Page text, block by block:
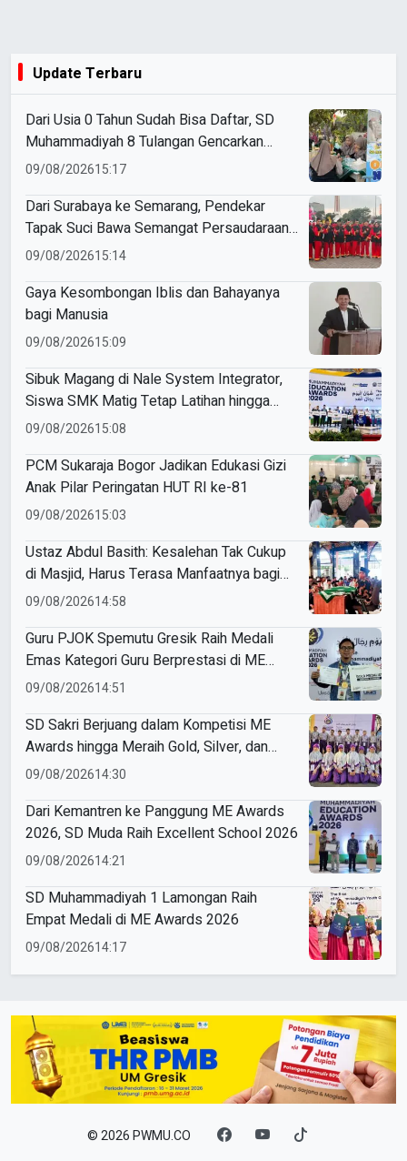
Update Terbaru
Dari Usia 0 Tahun Sudah Bisa Daftar, SD
Muhammadiyah 8 Tulangan Gencarkan
SPMB
09/08/202615:17
Dari Surabaya ke Semarang, Pendekar
Tapak Suci Bawa Semangat Persaudaraan
di Muktamar XVI
09/08/202615:14
Gaya Kesombongan Iblis dan Bahayanya
bagi Manusia
09/08/202615:09
Sibuk Magang di Nale System Integrator,
Siswa SMK Matig Tetap Latihan hingga
Raih Gold Medal ME Awards 2026
09/08/202615:08
PCM Sukaraja Bogor Jadikan Edukasi Gizi
Anak Pilar Peringatan HUT RI ke-81
09/08/202615:03
Ustaz Abdul Basith: Kesalehan Tak Cukup
di Masjid, Harus Terasa Manfaatnya bagi
Sesama
09/08/202614:58
Guru PJOK Spemutu Gresik Raih Medali
Emas Kategori Guru Berprestasi di ME
Awards 2026
09/08/202614:51
SD Sakri Berjuang dalam Kompetisi ME
Awards hingga Meraih Gold, Silver, dan
Bronze
09/08/202614:30
Dari Kemantren ke Panggung ME Awards
2026, SD Muda Raih Excellent School 2026
09/08/202614:21
SD Muhammadiyah 1 Lamongan Raih
Empat Medali di ME Awards 2026
09/08/202614:17
© 2026 PWMU.CO